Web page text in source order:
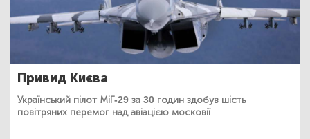
Привид Києва
Український пілот МіГ-29 за 30 годин здобув шість
повітряних перемог над авіацією московії